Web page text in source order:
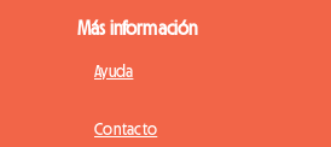
Más información
Ayuda
Contacto